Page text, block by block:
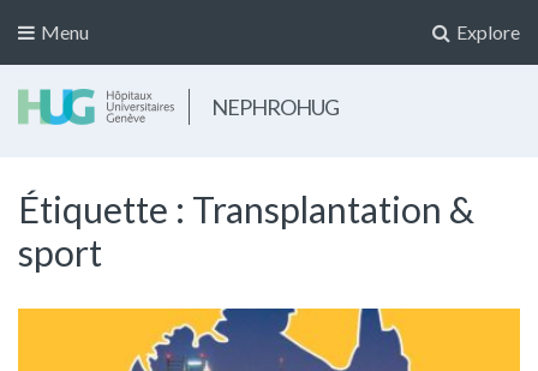
Explore
Menu
NEPHROHUG
Étiquette : Transplantation &
sport